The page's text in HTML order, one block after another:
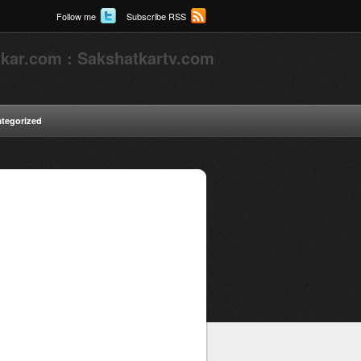
Follow me Subscribe RSS
: Sakshatkartv.com